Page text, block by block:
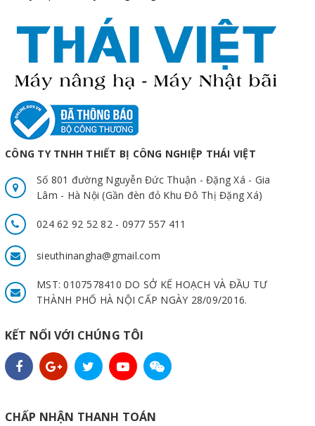
CÔNG TY TNHH THIẾT BỊ CÔNG NGHIỆP THÁI VIỆT
Số 801 đường Nguyễn Đức Thuận - Đặng Xá - Gia
Lâm - Hà Nội (Gần đèn đỏ Khu Đô Thị Đặng Xá)
024 62 92 52 82 - 0977 557 411
sieuthinangha@gmail.com
MST: 0107578410 DO SỞ KẾ HOẠCH VÀ ĐẦU TƯ
THÀNH PHỐ HÀ NỘI CẤP NGÀY 28/09/2016.
KẾT NỐI VỚI CHÚNG TÔI
CHẤP NHẬN THANH TOÁN